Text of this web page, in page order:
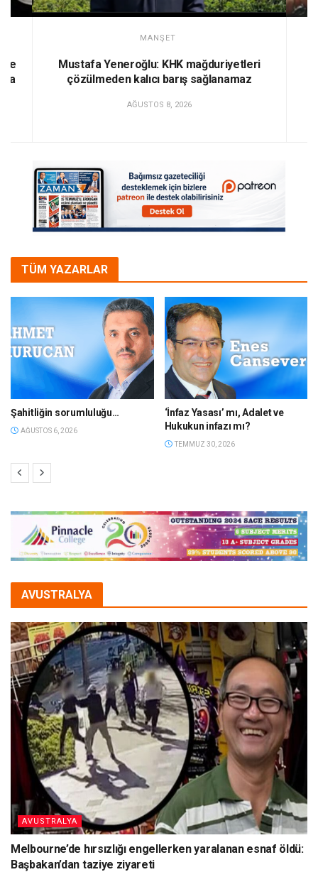
ve
MANŞET
Mustafa Yeneroğlu: KHK mağduriyetleri
çözülmeden kalıcı barış sağlanamaz
AĞUSTOS 8, 2026
TÜM YAZARLAR
Şahitliğin sorumluluğu…
AĞUSTOS 6, 2026
‘İnfaz Yasası’ mı, Adalet ve
Hukukun infazı mı?
TEMMUZ 30, 2026
AVUSTRALYA
AVUSTRALYA
Melbourne’de hırsızlığı engellerken yaralanan esnaf öldü:
Başbakan’dan taziye ziyareti